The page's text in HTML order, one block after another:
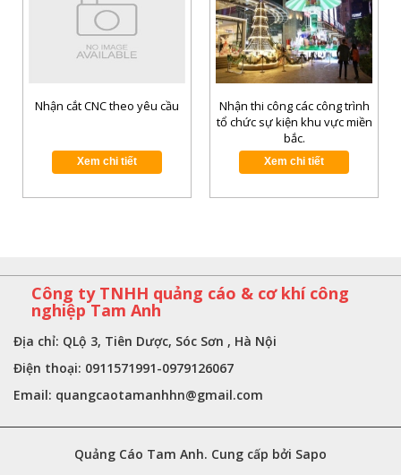
Nhận cắt CNC theo yêu cầu
Xem chi tiết
Nhận thi công các công trình
tổ chức sự kiện khu vực miền
bắc.
Xem chi tiết
Công ty TNHH quảng cáo & cơ khí công
nghiệp Tam Anh
Địa chỉ: QLộ 3, Tiên Dược, Sóc Sơn , Hà Nội
Điện thoại: 0911571991-0979126067
Email: quangcaotamanhhn@gmail.com
Quảng Cáo Tam Anh. Cung cấp bởi Sapo